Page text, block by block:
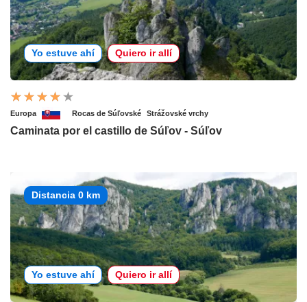
Yo estuve ahí Quiero ir allí
Europa Rocas de Súľovské Strážovské vrchy
Caminata por el castillo de Súľov - Súľov
Distancia 0 km
Yo estuve ahí Quiero ir allí